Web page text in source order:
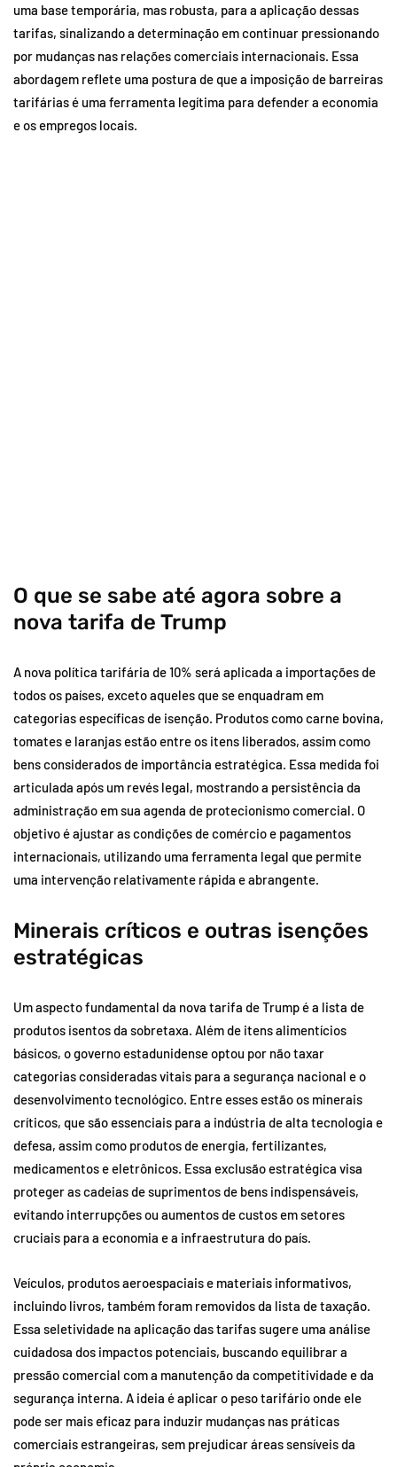
uma base temporária, mas robusta, para a aplicação dessas
tarifas, sinalizando a determinação em continuar pressionando
por mudanças nas relações comerciais internacionais. Essa
abordagem reflete uma postura de que a imposição de barreiras
tarifárias é uma ferramenta legítima para defender a economia
e os empregos locais.
O que se sabe até agora sobre a
nova tarifa de Trump
A nova política tarifária de 10% será aplicada a importações de
todos os países, exceto aqueles que se enquadram em
categorias específicas de isenção. Produtos como carne bovina,
tomates e laranjas estão entre os itens liberados, assim como
bens considerados de importância estratégica. Essa medida foi
articulada após um revés legal, mostrando a persistência da
administração em sua agenda de protecionismo comercial. O
objetivo é ajustar as condições de comércio e pagamentos
internacionais, utilizando uma ferramenta legal que permite
uma intervenção relativamente rápida e abrangente.
Minerais críticos e outras isenções
estratégicas
Um aspecto fundamental da nova tarifa de Trump é a lista de
produtos isentos da sobretaxa. Além de itens alimentícios
básicos, o governo estadunidense optou por não taxar
categorias consideradas vitais para a segurança nacional e o
desenvolvimento tecnológico. Entre esses estão os minerais
críticos, que são essenciais para a indústria de alta tecnologia e
defesa, assim como produtos de energia, fertilizantes,
medicamentos e eletrônicos. Essa exclusão estratégica visa
proteger as cadeias de suprimentos de bens indispensáveis,
evitando interrupções ou aumentos de custos em setores
cruciais para a economia e a infraestrutura do país.
Veículos, produtos aeroespaciais e materiais informativos,
incluindo livros, também foram removidos da lista de taxação.
Essa seletividade na aplicação das tarifas sugere uma análise
cuidadosa dos impactos potenciais, buscando equilibrar a
pressão comercial com a manutenção da competitividade e da
segurança interna. A ideia é aplicar o peso tarifário onde ele
pode ser mais eficaz para induzir mudanças nas práticas
comerciais estrangeiras, sem prejudicar áreas sensíveis da